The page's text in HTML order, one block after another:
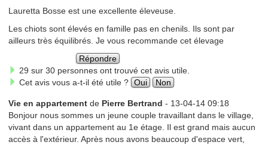
Lauretta Bosse est une excellente éleveuse.
Les chiots sont élevés en famille pas en chenils. Ils sont par
ailleurs très équilibrés. Je vous recommande cet élevage
Répondre
29 sur 30 personnes ont trouvé cet avis utile.
Cet avis vous a-t-il été utile ? Oui Non
Vie en appartementde Pierre Bertrand - 13-04-14 09:18
Bonjour nous sommes un jeune couple travaillant dans le village,
vivant dans un appartement au 1e étage. Il est grand mais aucun
accès à l'extérieur. Après nous avons beaucoup d'espace vert,